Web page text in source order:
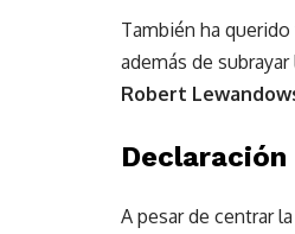
También ha
además de
Robert
A pesar de centrar